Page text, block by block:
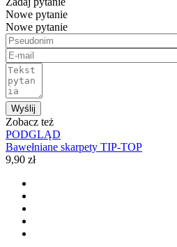
Nowe pytanie
Nowe pytanie
Wyślij
Zobacz też
PODGLĄD
Bawełniane skarpety TIP-TOP
9,90 zł